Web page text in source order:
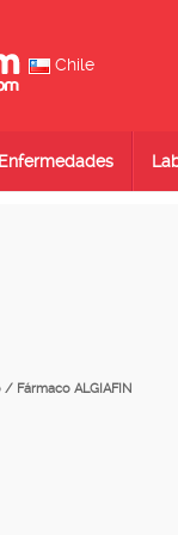
Chile
Enfermedades
/ Fármaco ALGIAFIN